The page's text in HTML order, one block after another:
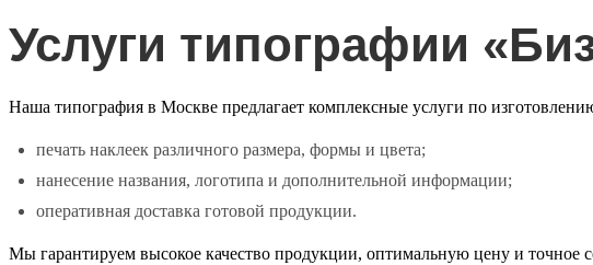
Услуги типографии
Наша типография в Москве предлагает комплексные услуги по
печать наклеек различного размера, формы и цвета;
нанесение названия, логотипа и дополнительной информации;
оперативная доставка готовой продукции.
Мы гарантируем высокое качество продукции, оптимальную цену и точное